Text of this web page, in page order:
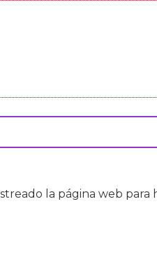
la página web para